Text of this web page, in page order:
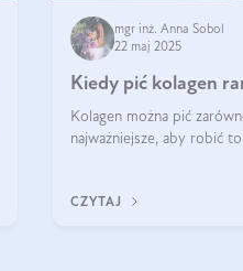
mgr inż. Anna Sobol
22 maj 2025
Kiedy pić kolagen
Kolagen można pić
najważniejsze, aby robić
CZYTAJ